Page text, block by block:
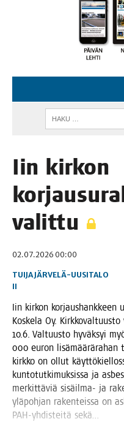
Iin kir­kon
valittu
02.07.2026 00:00
TUIJA JÄRVELÄ-UUSITALO
II
Iin kir­kon
Kos­ke­la Oy.
10.6. Val­tuus­to hyväk­syi
000 euron lisä­mää­rä­ra­han
kirk­ko on ollut
kun­to­tut­ki­muk­sis­sa ja
mer­kit­tä­viä sisäil­ma- ja
ylä­poh­jan raken­teis­sa on
PAH-yhdis­tei­tä sekä…